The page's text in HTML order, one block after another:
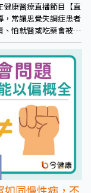
健康醫療直播節目【直
常讓思覺失調症患者
怕就醫或吃藥會被人
不利於患者的病情，更